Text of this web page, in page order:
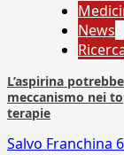
News
L’aspirina
meccanismo nei
terapie
Salvo Franchina